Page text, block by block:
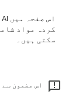
سکتی ہیں۔
اس مضمون